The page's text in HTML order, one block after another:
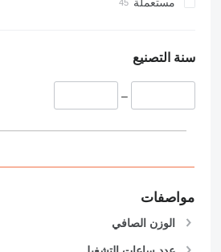
مستعملة
سنة التصنيع
–
مواصفات
الوزن الصافي